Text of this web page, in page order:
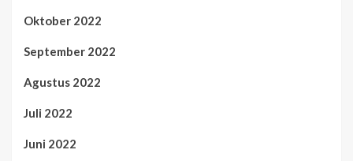
Oktober 2022
September 2022
Agustus 2022
Juli 2022
Juni 2022